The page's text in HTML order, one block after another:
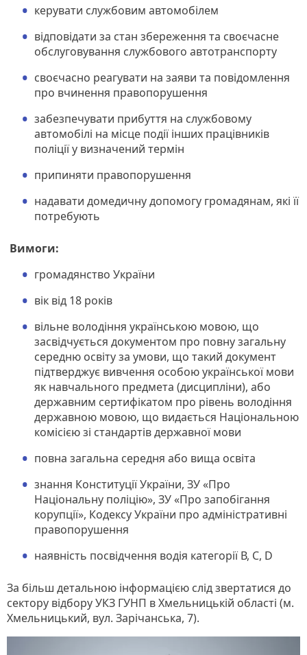
керувати службовим автомобілем
відповідати за стан збереження та своєчасне
обслуговування службового автотранспорту
своєчасно реагувати на заяви та повідомлення
про вчинення правопорушення
забезпечувати прибуття на службовому
автомобілі на місце події інших працівників
поліції у визначений термін
припиняти правопорушення
надавати домедичну допомогу громадянам, які її
потребують
Вимоги:
громадянство України
вік від 18 років
вільне володіння українською мовою, що
засвідчується документом про повну загальну
середню освіту за умови, що такий документ
підтверджує вивчення особою української мови
як навчального предмета (дисципліни), або
державним сертифікатом про рівень володіння
державною мовою, що видається Національною
комісією зі стандартів державної мови
повна загальна середня або вища освіта
знання Конституції України, ЗУ «Про
Національну поліцію», ЗУ «Про запобігання
корупції», Кодексу України про адміністративні
правопорушення
наявність посвідчення водія категорії В, С, D
За більш детальною інформацією слід звертатися до
сектору відбору УКЗ ГУНП в Хмельницькій області (м.
Хмельницький, вул. Зарічанська, 7).